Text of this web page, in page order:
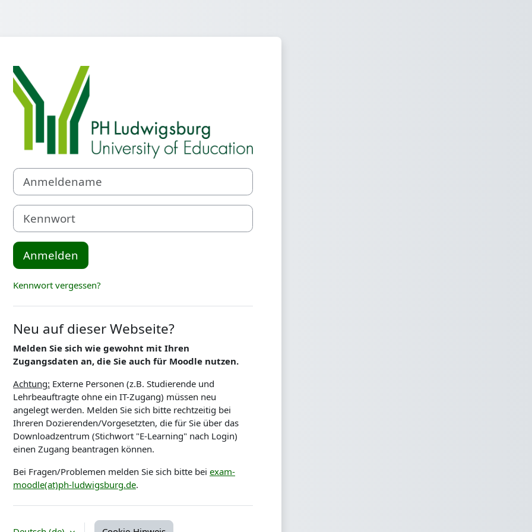
Anmeldename
Kennwort
Anmelden
Kennwort vergessen?
Neu auf dieser Webseite?
Melden Sie sich wie gewohnt mit Ihren
Zugangsdaten an, die Sie auch für Moodle nutzen.
Achtung: Externe Personen (z.B. Studierende und
Lehrbeauftragte ohne ein IT-Zugang) müssen neu
angelegt werden. Melden Sie sich bitte rechtzeitig bei
Ihreren Dozierenden/Vorgesetzten, die für Sie über das
Downloadzentrum (Stichwort "E-Learning" nach Login)
einen Zugang beantragen können.
Bei Fragen/Problemen melden Sie sich bitte bei exam-
moodle(at)ph-ludwigsburg.de.